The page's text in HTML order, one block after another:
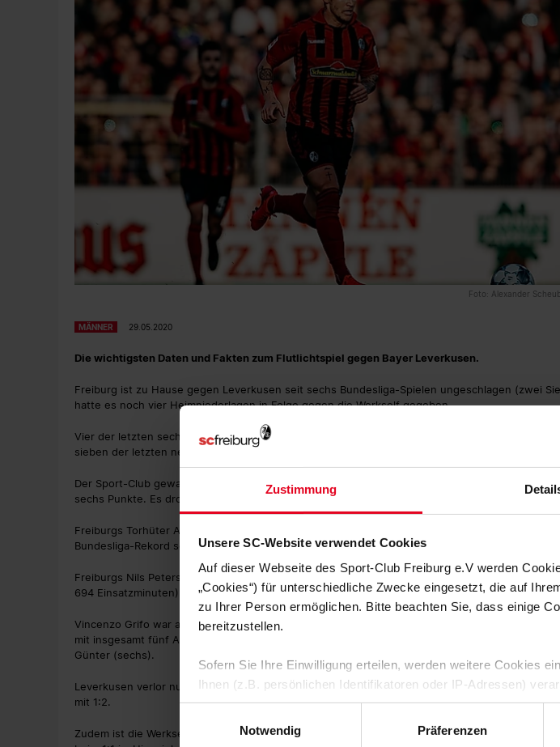
Zustimmung
Unsere SC-Website verwendet Cookies
Auf dieser Webseite des Sport-Club Freiburg e.V werden
„Cookies“) für unterschiedliche Zwecke eingesetzt, die auf
zu Ihrer Person ermöglichen. Bitte beachten Sie, dass einige
bereitzustellen.
Sofern Sie Ihre Einwilligung erteilen, werden weitere Cookies
Ihnen (z.B. persönlichen Identifikatoren oder IP-Adressen)
zulassen“-Button stimmen Sie der Speicherung aller
personenbezogenen Daten für die unten jeweils angegebene
Notwendig
Präferenzen
Foto: Alexander
MÄNNER 29.05.2020
Die wichtigsten Daten und Fakten zum Flutlichtspiel gegen Bayer Leverkusen.
Freiburg ist zu Hause gegen Leverkusen seit sechs Bundesliga-Spielen ungeschlagen (zwei
hatte es noch vier Heimniederlagen in Folge gegen die Werkself gegeben.
Vier der letzten sechs Freiburger Bundesliga-Heimspiele gegen Leverkusen endeten 0:0 – der
sieben der letzten neun Heimpartien gegen Bayer 04 torlos.
Der Sport-Club gewann nur eines der letzten sieben BL-Spiele (3:1 gegen Union Berlin) und
sechs Punkte. Es drohen erstmals in dieser Saison vier sieglose Spiele in Folge.
Freiburgs Torhüter Alexander Schwolow egalisierte mit 13 Paraden beim 3:3 auswärts gegen
Bundesliga-Rekord seit detaillierter Datenerfassung (seit 2004/05).
Freiburgs Nils Petersen beendete beim 3:3 in Frankfurt seine längste Torflaute beim SCF
694 Einsatzminuten) und baute zugleich mit seinem 23. Jokertor den zugehörigen Bundesliga-
Vincenzo Grifo war an fünf der letzten sieben SCF-Tore in der Bundesliga direkt beteiligt (ein
mit insgesamt fünf Assists zweitbester Vorbereiter bei den Breisgauern in der laufenden BL-
Günter (sechs).
Leverkusen verlor nur eines der letzten neun Duelle gegen Freiburg (drei Siege, fünf Remis) –
mit 1:2.
Zudem ist die Werkself seit fünf Partien gegen den SCF unbesiegt (zwei Siege, drei